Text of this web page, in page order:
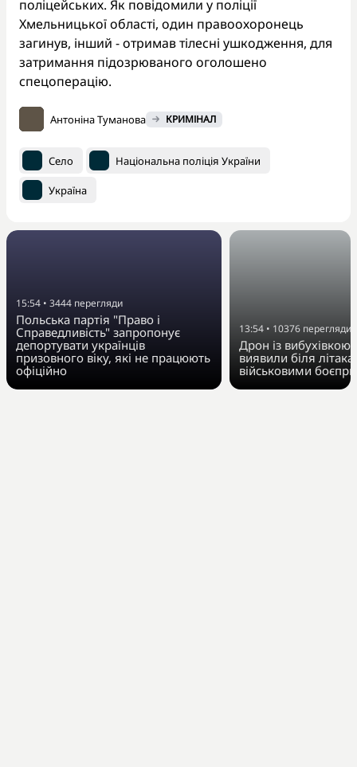
поліцейських. Як повідомили у поліції
Хмельницької області, один правоохоронець
загинув, інший - отримав тілесні ушкодження, для
затримання підозрюваного оголошено
спецоперацію.
Антоніна Туманова КРИМІНАЛ
Село Національна поліція України
Україна
15:54 • 3444 перегляди
Польська партія "Право і
Справедливість" запропонує
депортувати українців
призовного віку, які не працюють
офіційно
13:54 • 10376 перегляди
Дрон із вибухівкою
виявили біля літака
військовими